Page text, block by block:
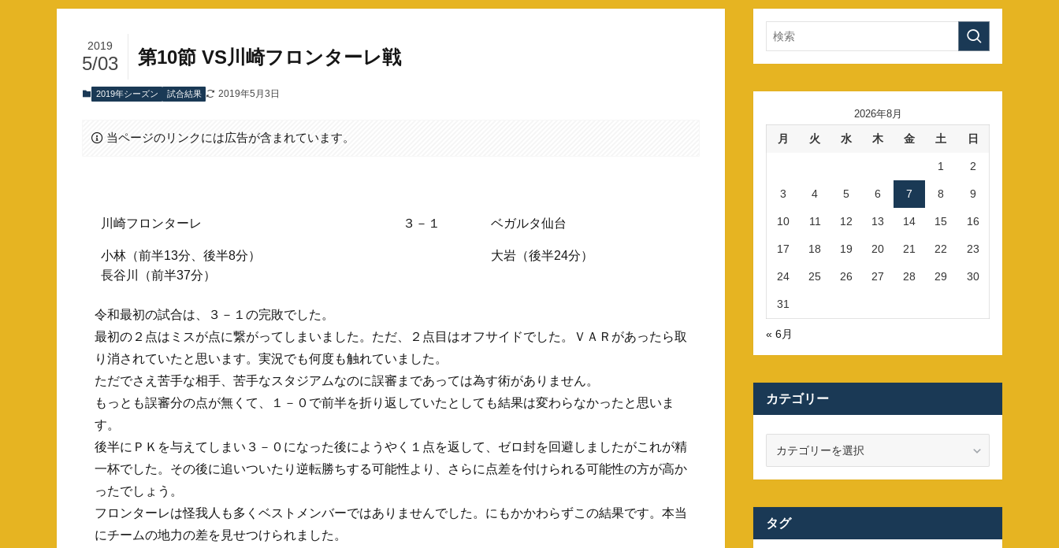
第10節 VS川崎フロンターレ戦
2019
5/03
2019年シーズン 試合結果 2019年5月3日
当ページのリンクには広告が含まれています。
川崎フロンターレ ３－１ ベガルタ仙台
小林（前半13分、後半8分）
長谷川（前半37分）
大岩（後半24分）
令和最初の試合は、３－１の完敗でした。
最初の２点はミスが点に繋がってしまいました。ただ、２点目はオフサイドでした。ＶＡＲがあったら取
り消されていたと思います。実況でも何度も触れていました。
ただでさえ苦手な相手、苦手なスタジアムなのに誤審まであっては為す術がありません。
もっとも誤審分の点が無くて、１－０で前半を折り返していたとしても結果は変わらなかったと思いま
す。
後半にＰＫを与えてしまい３－０になった後にようやく１点を返して、ゼロ封を回避しましたがこれが精
一杯でした。その後に追いついたり逆転勝ちする可能性より、さらに点差を付けられる可能性の方が高か
ったでしょう。
フロンターレは怪我人も多くベストメンバーではありませんでした。にもかかわらずこの結果です。本当
にチームの地力の差を見せつけられました。
2026年8月
月 火 水 木 金 土 日
1 2
3 4 5 6 7 8 9
10 11 12 13 14 15 16
17 18 19 20 21 22 23
24 25 26 27 28 29 30
31
« 6月
カテゴリー
ー
タグ